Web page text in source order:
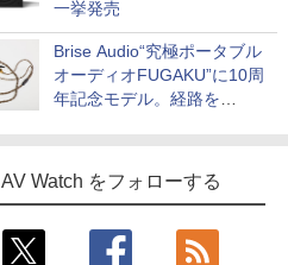
一挙発売
Brise Audio“究極ポータブル
オーディオFUGAKU”に10周
年記念モデル。経路を
AV Watch をフォローする